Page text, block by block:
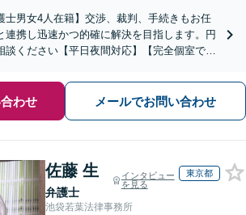
士男女4人在籍】交渉、裁判、手続きもお任
連携し迅速かつ的確に解決を目指します。円
談ください【平日夜間対応】【完全個室で対
わせ メールでお問い合わせ
佐藤 生
弁護士
インタビュー
を見る
東京都
池袋若葉法律事務所